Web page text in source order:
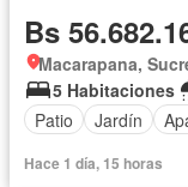
Bs
Macarapana,
5 Habitaciones
Patio
Jardín
Hace 1 día, 15 horas